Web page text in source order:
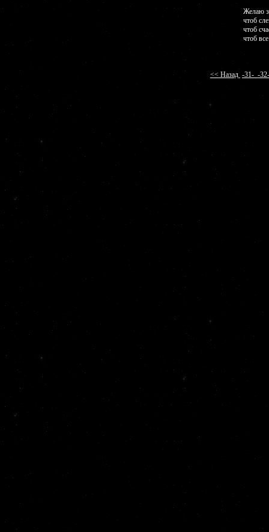
Желаю
чтоб
чтоб
чтоб
<< Назад -31- -